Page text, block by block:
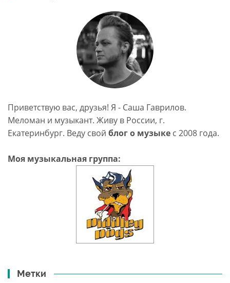
Приветствую вас, друзья! Я - Саша Гаврилов.
Меломан и музыкант. Живу в России, г.
Екатеринбург. Веду свой блог о музыке c 2008 года.
Моя музыкальная группа:
Метки